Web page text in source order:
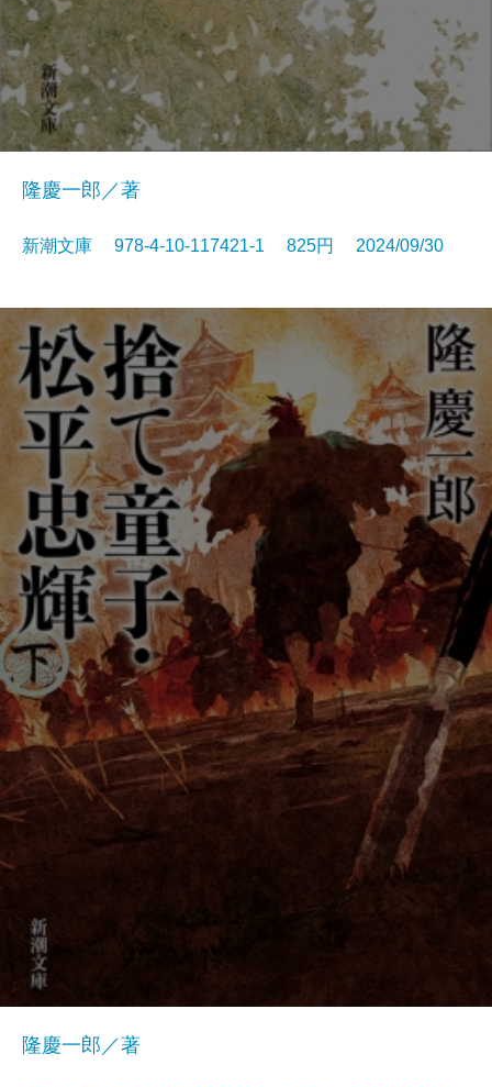
隆慶一郎／著
新潮文庫 978-4-10-117421-1 825円 2024/09/30
隆慶一郎／著